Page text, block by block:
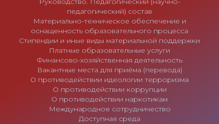
педагогический) состав
Материально-техническое обеспечение и
оснащенность образовательного процесса
Стипендии и иные виды материальной поддержки
Платные образовательные услуги
Финансово-хозяйственная деятельность
Вакантные места для приёма (перевода)
О противодействии идеологии терроризма
О противодействии коррупции
О противодействии наркотикам
Международное сотрудничество
Доступная среда